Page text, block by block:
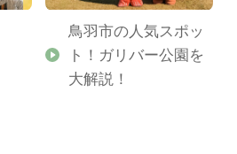
鳥羽市の人気スポッ
ト！ガリバー公園を
大解説！